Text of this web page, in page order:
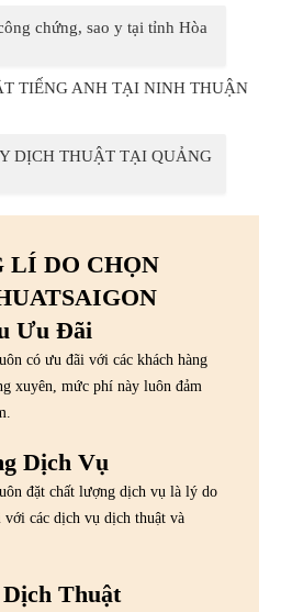
chứng, sao y tại tỉnh Hòa
TIẾNG ANH TẠI NINH THUẬN
DỊCH THUẬT TẠI QUẢNG
LÍ DO CHỌN
Ưu Đãi
có ưu đãi với các khách hàng
xuyên, mức phí này luôn đảm
Dịch Vụ
đặt chất lượng dịch vụ là lý do
các dịch vụ dịch thuật và
Thuật